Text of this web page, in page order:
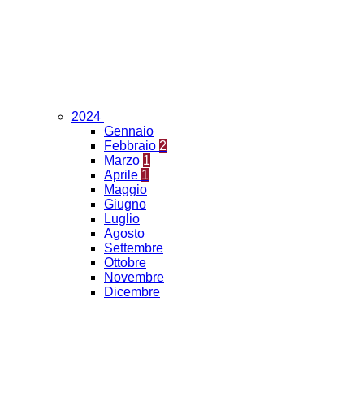
2024
Gennaio
Febbraio 2
Marzo 1
Aprile 1
Maggio
Giugno
Luglio
Agosto
Settembre
Ottobre
Novembre
Dicembre